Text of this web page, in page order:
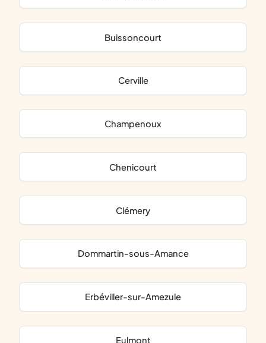
Buissoncourt
Cerville
Champenoux
Chenicourt
Clémery
Dommartin-sous-Amance
Erbéviller-sur-Amezule
Eulmont